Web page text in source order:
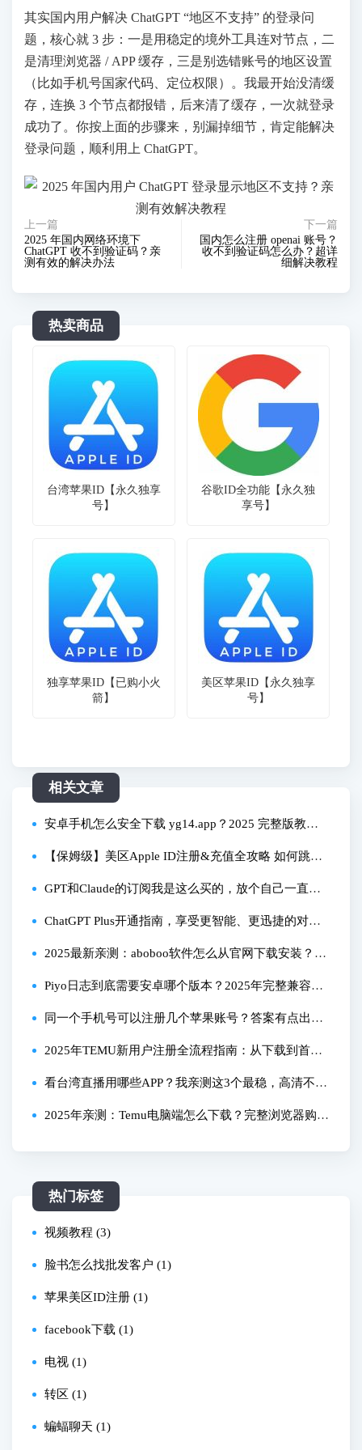
其实国内用户解决 ChatGPT “地区不支持” 的登录问
题，核心就 3 步：一是用稳定的境外工具连对节点，二
是清理浏览器 / APP 缓存，三是别选错账号的地区设置
（比如手机号国家代码、定位权限）。我最开始没清缓
存，连换 3 个节点都报错，后来清了缓存，一次就登录
成功了。你按上面的步骤来，别漏掉细节，肯定能解决
登录问题，顺利用上 ChatGPT。
上一篇
2025 年国内网络环境下
ChatGPT 收不到验证码？亲
测有效的解决办法
下一篇
国内怎么注册 openai 账号？
收不到验证码怎么办？超详
细解决教程
热卖商品
台湾苹果ID【永久独享
号】
谷歌ID全功能【永久独
享号】
独享苹果ID【已购小火
箭】
美区苹果ID【永久独享
号】
相关文章
安卓手机怎么安全下载 yg14.app？2025 完整版教
程，亲测无广告！
【保姆级】美区Apple ID注册&充值全攻略 如何跳过
美区apple id付款方式？2026年亲测有效最新教程
GPT和Claude的订阅我是这么买的，放个自己一直在
用的办法
ChatGPT Plus开通指南，享受更智能、更迅捷的对话
体验
2025最新亲测：aboboo软件怎么从官网下载安装？全
流程详解！
Piyo日志到底需要安卓哪个版本？2025年完整兼容性
指南
同一个手机号可以注册几个苹果账号？答案有点出乎
意料
2025年TEMU新用户注册全流程指南：从下载到首单
优惠详解
看台湾直播用哪些APP？我亲测这3个最稳，高清不卡
还免费
2025年亲测：Temu电脑端怎么下载？完整浏览器购物
热门标签
视频教程 (3)
脸书怎么找批发客户 (1)
苹果美区ID注册 (1)
facebook下载 (1)
电视 (1)
转区 (1)
蝙蝠聊天 (1)